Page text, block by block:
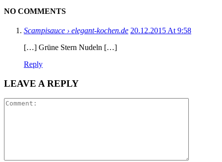
NO COMMENTS
Scampisauce › elegant-kochen.de 20.12.2015 At 9:58
[…] Grüne Stern Nudeln […]
Reply
LEAVE A REPLY